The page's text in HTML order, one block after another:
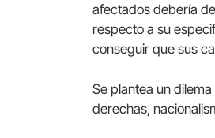
afectados debería
respecto a su
conseguir que sus
Se plantea un
derechas,